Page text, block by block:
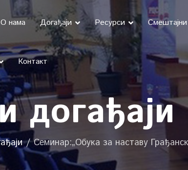
О нама Догађаји Ресурси
Контакт
догађаји
Семинар:„Обука за наставу